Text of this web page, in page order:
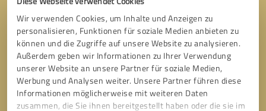
Wir verwenden Cookies, um Inhalte und Anzeigen zu
personalisieren, Funktionen für soziale Medien anbieten zu
können und die Zugriffe auf unsere Website zu analysieren.
Außerdem geben wir Informationen zu Ihrer Verwendung
unserer Website an unsere Partner für soziale Medien,
Werbung und Analysen weiter. Unsere Partner führen diese
Informationen möglicherweise mit weiteren Daten
zusammen, die Sie ihnen bereitgestellt haben oder die sie im